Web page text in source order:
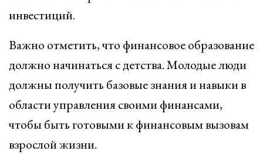
инвестиций.
Важно отметить, что финансовое образование
должно начинаться с детства. Молодые люди
должны получить базовые знания и навыки в
области управления своими финансами,
чтобы быть готовыми к финансовым вызовам
взрослой жизни.